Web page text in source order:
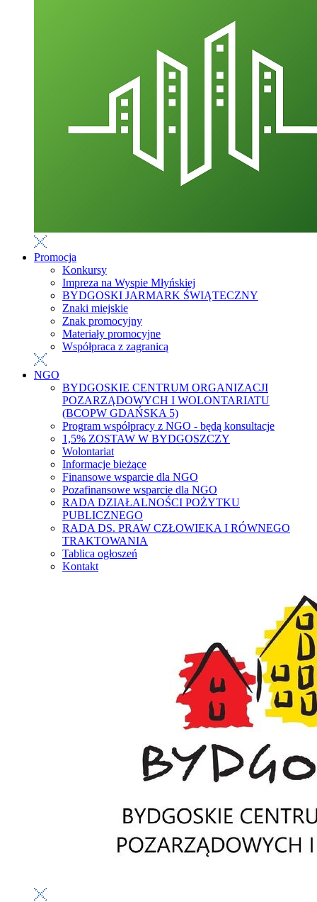
Promocja
Konkursy
Impreza na Wyspie Młyńskiej
BYDGOSKI JARMARK ŚWIĄTECZNY
Znaki miejskie
Znak promocyjny
Materiały promocyjne
Współpraca z zagranicą
NGO
BYDGOSKIE CENTRUM ORGANIZACJI
POZARZĄDOWYCH I WOLONTARIATU
(BCOPW GDAŃSKA 5)
Program współpracy z NGO - będą konsultacje
1,5% ZOSTAW W BYDGOSZCZY
Wolontariat
Informacje bieżące
Finansowe wsparcie dla NGO
Pozafinansowe wsparcie dla NGO
RADA DZIAŁALNOŚCI POŻYTKU
PUBLICZNEGO
RADA DS. PRAW CZŁOWIEKA I RÓWNEGO
TRAKTOWANIA
Tablica ogłoszeń
Kontakt